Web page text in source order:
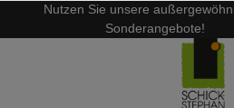
Nutzen Sie unsere
Sonderangebote!